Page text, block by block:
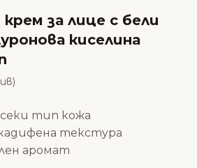
за лице с бели
киселина
тип кожа
текстура
аромат